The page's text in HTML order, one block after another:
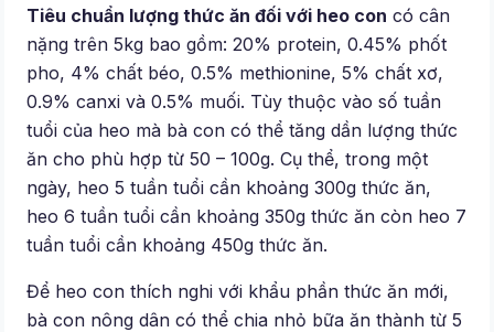
Tiêu chuẩn lượng thức ăn đối với heo con có cân
nặng trên 5kg bao gồm: 20% protein, 0.45% phốt
pho, 4% chất béo, 0.5% methionine, 5% chất xơ,
0.9% canxi và 0.5% muối. Tùy thuộc vào số tuần
tuổi của heo mà bà con có thể tăng dần lượng thức
ăn cho phù hợp từ 50 – 100g. Cụ thể, trong một
ngày, heo 5 tuần tuổi cần khoảng 300g thức ăn,
heo 6 tuần tuổi cần khoảng 350g thức ăn còn heo 7
tuần tuổi cần khoảng 450g thức ăn.
Để heo con thích nghi với khẩu phần thức ăn mới,
bà con nông dân có thể chia nhỏ bữa ăn thành từ 5